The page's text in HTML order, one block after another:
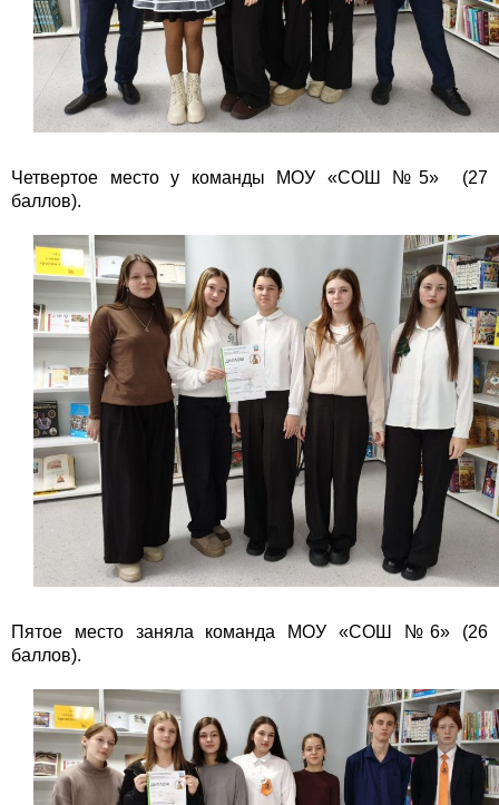
Четвертое место у команды МОУ «СОШ №5» (27
баллов).
Пятое место заняла команда МОУ «СОШ №6» (26
баллов).